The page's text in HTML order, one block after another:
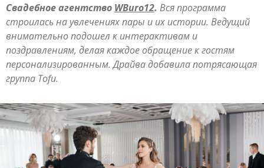
Свадебное агентство WBuro12. Вся программа
строилась на увлечениях пары и их истории. Ведущий
внимательно подошел к интерактивам и
поздравлениям, делая каждое обращение к гостям
персонализированным. Драйва добавила потрясающая
группа Tofu.